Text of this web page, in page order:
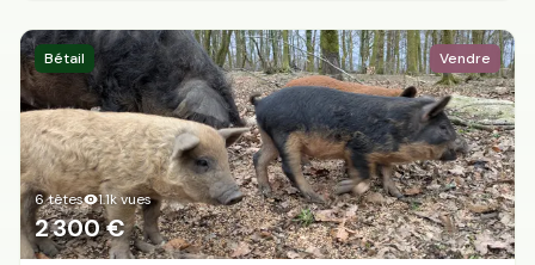
Bétail Vendre
6têtes 1.1kvues
2 300 €